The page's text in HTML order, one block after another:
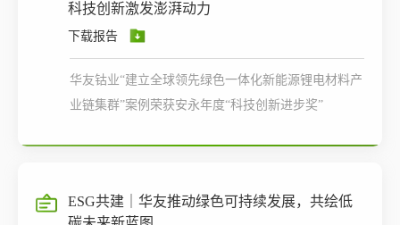
科技创新激发澎湃动力
下载报告
华友钴业“建立全球领先绿色一体化新能源锂电材料产
业链集群”案例荣获安永年度“科技创新进步奖”
ESG共建｜华友推动绿色可持续发展，共绘低